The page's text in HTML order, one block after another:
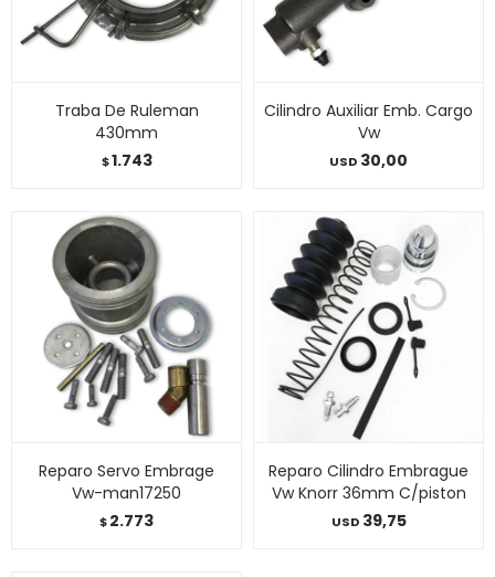
Traba De Ruleman
430mm
$1.743
Cilindro Auxiliar Emb. Cargo
Vw
USD 30,00
Reparo Servo Embrage
Vw-man17250
$2.773
Reparo Cilindro Embrague
Vw Knorr 36mm C/piston
USD 39,75